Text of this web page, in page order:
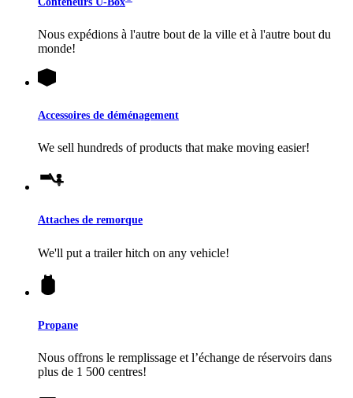
Nous expédions à l'autre bout de la ville et à l'autre bout du
monde!
Accessoires de déménagement
We sell hundreds of products that make moving easier!
Attaches de remorque
We'll put a trailer hitch on any vehicle!
Propane
Nous offrons le remplissage et l’échange de réservoirs dans
plus de 1 500 centres!